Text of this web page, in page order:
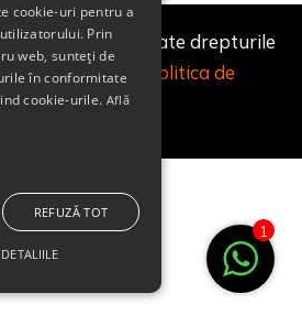
S.R.L. 2022 | Toate drepturile
de Cookies
Politica de
1
cookie-uri pentru a
Prin
web, sunteți de
în conformitate
cookie-urile. Află
REFUZĂ TOT